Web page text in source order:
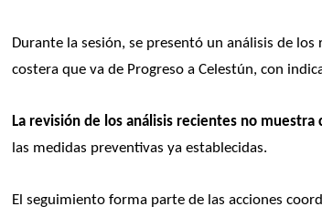
Durante la sesión, se presentó un análisis de
costera que va de Progreso a Celestún, con
La revisión de los análisis recientes no
las medidas preventivas ya establecidas.
El seguimiento forma parte de las acciones